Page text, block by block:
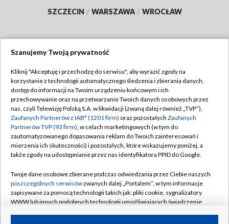
SZCZECIN / WARSZAWA / WROCŁAW
TVP
Abonament TVP
Emisja w TVP
Centrum informacji TVP
Naziemna Telewizja Cyfrowa
Rada Programowa
System NOS
Informacje o nadawcy
Regulamin TVP
Polityka prywatności
Moje zgody
Pomoc
Kontakt
Kanały
Szanujemy Twoją prywatność
Kliknij "Akceptuję i przechodzę do serwisu", aby wyrazić zgody na
korzystanie z technologii automatycznego śledzenia i zbierania danych,
dostęp do informacji na Twoim urządzeniu końcowym i ich
przechowywanie oraz na przetwarzanie Twoich danych osobowych przez
nas, czyli Telewizję Polską S.A. w likwidacji (zwaną dalej również „TVP”),
Zaufanych Partnerów z IAB* (1201 firm) oraz pozostałych Zaufanych
Partnerów TVP (93 firm), w celach marketingowych (w tym do
zautomatyzowanego dopasowania reklam do Twoich zainteresowań i
mierzenia ich skuteczności) i pozostałych, które wskazujemy poniżej, a
także zgody na udostępnianie przez nas identyfikatora PPID do Google.
Twoje dane osobowe zbierane podczas odwiedzania przez Ciebie naszych
poszczególnych serwisówzwanych dalej „Portalem”, w tym informacje
zapisywane za pomocą technologii takich jak: pliki cookie, sygnalizatory
WWW lub innych podobnych technologii umożliwiających świadczenie